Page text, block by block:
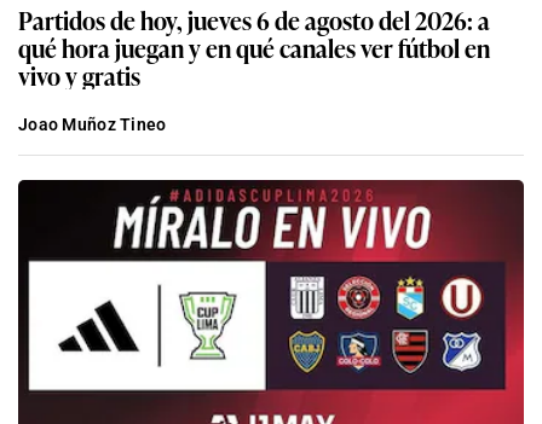
Partidos de hoy, jueves 6 de agosto del 2026: a
qué hora juegan y en qué canales ver fútbol en
vivo y gratis
Joao Muñoz Tineo